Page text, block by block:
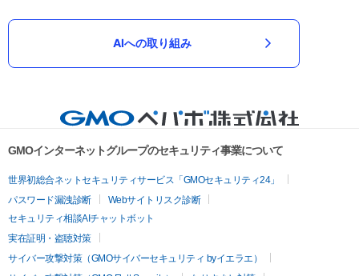
AIへの取り組み
GMOインターネットグループのセキュリティ事業について
世界初総合ネットセキュリティサービス「GMOセキュリティ24」
パスワード漏洩診断
Webサイトリスク診断
セキュリティ相談AIチャットボット
実在証明・盗聴対策
サイバー攻撃対策（GMOサイバーセキュリティ byイエラエ）